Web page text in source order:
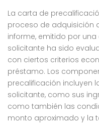
La carta de
proceso de adquisición
informe, emitido por
solicitante ha sido
con ciertos criterios
préstamo. Los
precalificación incluyen
solicitante, como sus
como también las
monto aproximado y la